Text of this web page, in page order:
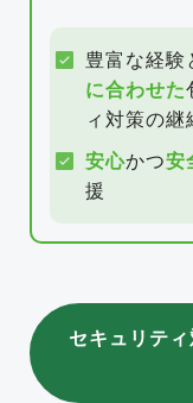
豊富な経験
に合わせた
ィ対策の継
安心かつ安
援
セキュリテ